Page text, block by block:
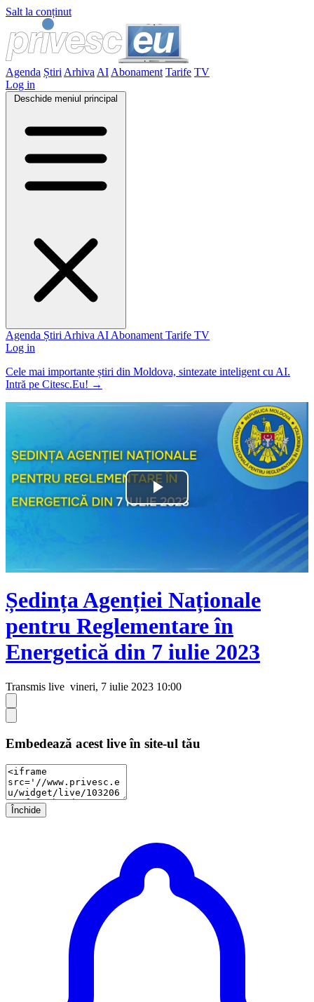
Salt la conținut
Agenda Știri Arhiva AI Abonament Tarife TV
Log in
Deschide meniul principal
Agenda Știri Arhiva AI Abonament Tarife TV
Log in
Cele mai importante știri din Moldova, sintezate inteligent cu AI.
Intră pe Citesc.Eu! →
Play
Ședința Agenției Naționale
pentru Reglementare în
Energetică din 7 iulie 2023
Transmis live vineri, 7 iulie 2023 10:00
Embedează acest live în site-ul tău
Închide